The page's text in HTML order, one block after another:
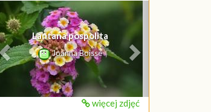
Lantana pospolita
Joanna Boisse
Poprzednie Następne
więcej zdjęć